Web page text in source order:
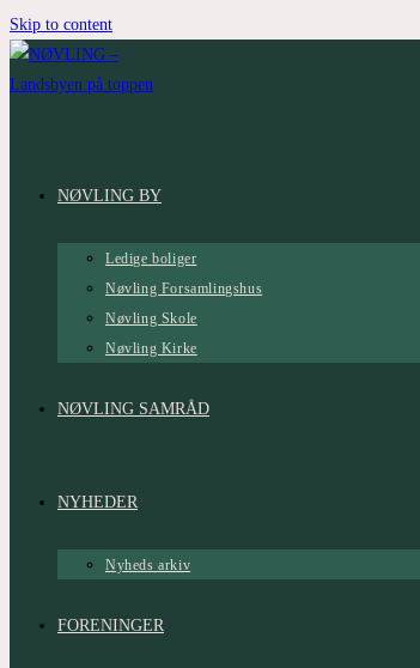
Skip to content
NØVLING BY
Ledige boliger
Nøvling Forsamlingshus
Nøvling Skole
Nøvling Kirke
NØVLING SAMRÅD
NYHEDER
Nyheds arkiv
FORENINGER